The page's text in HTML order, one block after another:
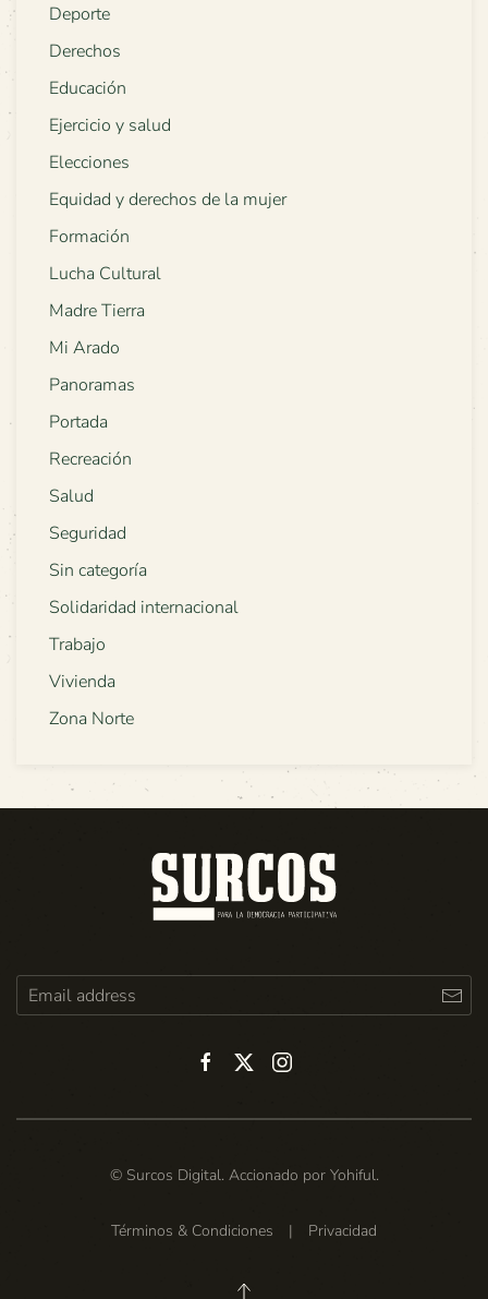
Deporte
Derechos
Educación
Ejercicio y salud
Elecciones
Equidad y derechos de la mujer
Formación
Lucha Cultural
Madre Tierra
Mi Arado
Panoramas
Portada
Recreación
Salud
Seguridad
Sin categoría
Solidaridad internacional
Trabajo
Vivienda
Zona Norte
© Surcos Digital. Accionado por Yohiful.
Términos & Condiciones | Privacidad